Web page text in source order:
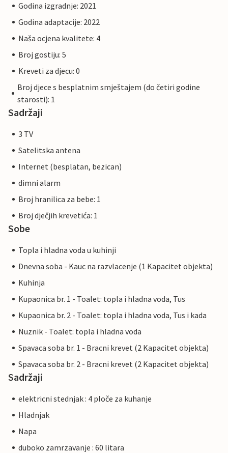
Godina izgradnje: 2021
Godina adaptacije: 2022
Naša ocjena kvalitete: 4
Broj gostiju: 5
Kreveti za djecu: 0
Broj djece s besplatnim smještajem (do četiri godine
starosti): 1
Sadržaji
3 TV
Satelitska antena
Internet (besplatan, bezican)
dimni alarm
Broj hranilica za bebe: 1
Broj dječjih krevetića: 1
Sobe
Topla i hladna voda u kuhinji
Dnevna soba - Kauc na razvlacenje (1 Kapacitet objekta)
Kuhinja
Kupaonica br. 1 - Toalet: topla i hladna voda, Tus
Kupaonica br. 2 - Toalet: topla i hladna voda, Tus i kada
Nuznik - Toalet: topla i hladna voda
Spavaca soba br. 1 - Bracni krevet (2 Kapacitet objekta)
Spavaca soba br. 2 - Bracni krevet (2 Kapacitet objekta)
Sadržaji
elektricni stednjak : 4 ploče za kuhanje
Hladnjak
Napa
duboko zamrzavanje : 60 litara